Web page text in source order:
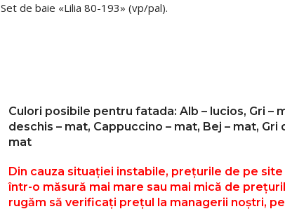
Set de baie «Lilia 80-193» (vp/pal).
Culori posibile pentru fatada: Alb – lucios, Gri –
deschis – mat, Cappuccino – mat, Bej – mat, Gri
mat
Din cauza situației instabile, prețurile de pe
într-o măsură mai mare sau mai mică de
rugăm să verificați prețul la managerii noștri,